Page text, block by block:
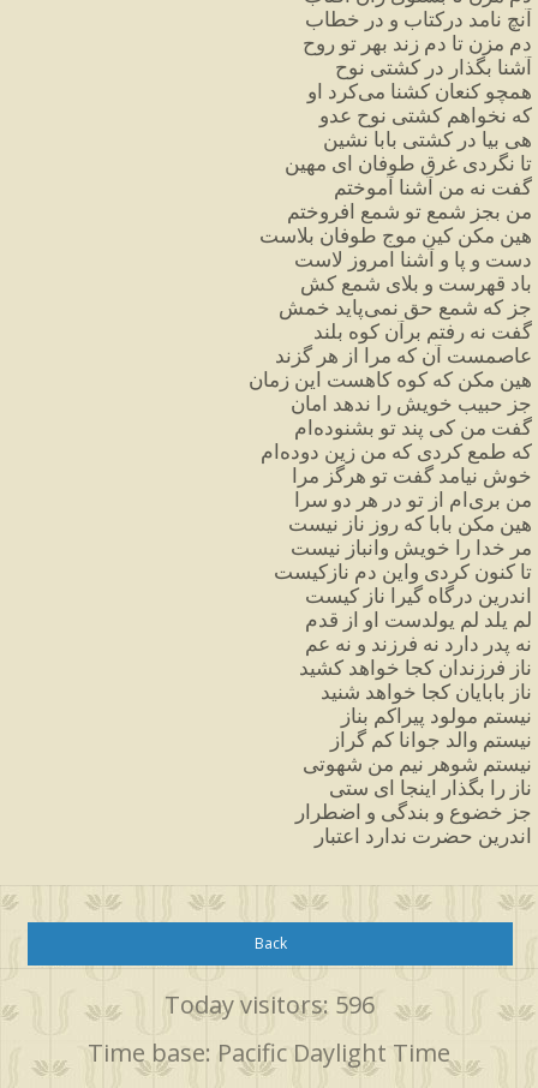
آنچ نامد درکتاب و در خطاب
دم مزن تا دم زند بهر تو روح
آشنا بگذار در کشتی نوح
همچو کنعان کشنا میکرد او
که نخواهم کشتی نوح عدو
هی بیا در کشتی بابا نشین
تا نگردی غرق طوفان ای مهین
گفت نه من آشنا آموختم
من بجز شمع تو شمع افروختم
هین مکن کین موج طوفان بلاست
دست و پا و آشنا امروز لاست
باد قهرست و بلای شمع کش
جز که شمع حق نمیپاید خمش
گفت نه رفتم برآن کوه بلند
عاصمست آن که مرا از هر گزند
هین مکن که کوه کاهست این زمان
جز حبیب خویش را ندهد امان
گفت من کی پند تو بشنوده ام
که طمع کردی که من زین دوده ام
خوش نیامد گفت تو هرگز مرا
من بری ام از تو در هر دو سرا
هین مکن بابا که روز ناز نیست
مر خدا را خویش وانباز نیست
تا کنون کردی واین دم نازکیست
اندرین درگاه گیرا ناز کیست
لم یلد لم یولدست او از قدم
نه پدر دارد نه فرزند و نه عم
ناز فرزندان کجا خواهد کشید
ناز بابایان کجا خواهد شنید
نیستم مولود پیراکم بناز
نیستم والد جوانا کم گراز
نیستم شوهر نیم من شهوتی
ناز را بگذار اینجا ای ستی
جز خضوع و بندگی و اضطرار
اندرین حضرت ندارد اعتبار
Back
Today visitors: 596
Time base: Pacific Daylight Time